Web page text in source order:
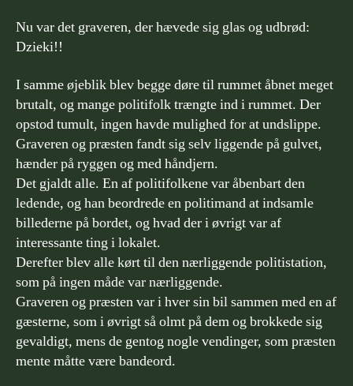
Nu var det graveren, der hævede sig glas og udbrød:
Dzieki!!
I samme øjeblik blev begge døre til rummet åbnet meget
brutalt, og mange politifolk trængte ind i rummet. Der
opstod tumult, ingen havde mulighed for at undslippe.
Graveren og præsten fandt sig selv liggende på gulvet,
hænder på ryggen og med håndjern.
Det gjaldt alle. En af politifolkene var åbenbart den
ledende, og han beordrede en politimand at indsamle
billederne på bordet, og hvad der i øvrigt var af
interessante ting i lokalet.
Derefter blev alle kørt til den nærliggende politistation,
som på ingen måde var nærliggende.
Graveren og præsten var i hver sin bil sammen med en af
gæsterne, som i øvrigt så olmt på dem og brokkede sig
gevaldigt, mens de gentog nogle vendinger, som præsten
mente måtte være bandeord.